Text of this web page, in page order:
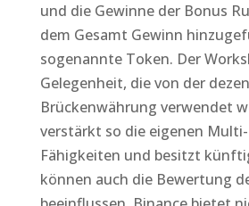
und die Gewinne der Bonus
dem Gesamt Gewinn
sogenannte Token. Der
Gelegenheit, die von der
Brückenwährung verwendet
verstärkt so die eigenen
Fähigkeiten und besitzt
können auch die Bewertung